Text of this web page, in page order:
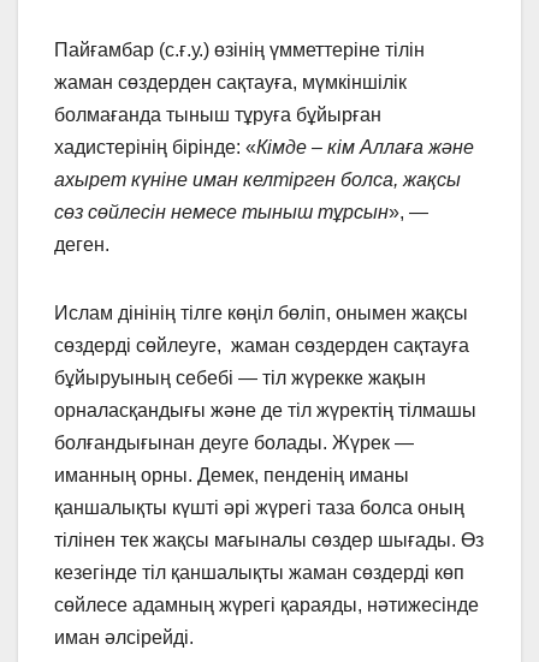
Пайғамбар (с.ғ.у.) өзінің үмметтеріне тілін
жаман сөздерден сақтауға, мүмкіншілік
болмағанда тыныш тұруға бұйырған
хадистерінің бірінде: «Кімде – кім Аллаға және
ахырет күніне иман келтірген болса, жақсы
сөз сөйлесін немесе тыныш тұрсын», —
деген.
Ислам дінінің тілге көңіл бөліп, онымен жақсы
сөздерді сөйлеуге, жаман сөздерден сақтауға
бұйыруының себебі — тіл жүрекке жақын
орналасқандығы және де тіл жүректің тілмашы
болғандығынан деуге болады. Жүрек —
иманның орны. Демек, пенденің иманы
қаншалықты күшті әрі жүрегі таза болса оның
тілінен тек жақсы мағыналы сөздер шығады. Өз
кезегінде тіл қаншалықты жаман сөздерді көп
сөйлесе адамның жүрегі қараяды, нәтижесінде
иман әлсірейді.